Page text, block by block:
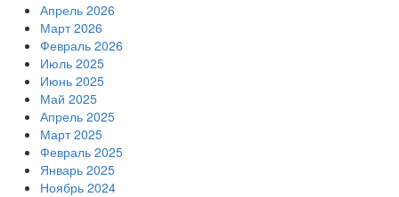
Апрель 2026
Март 2026
Февраль 2026
Июль 2025
Июнь 2025
Май 2025
Апрель 2025
Март 2025
Февраль 2025
Январь 2025
Ноябрь 2024